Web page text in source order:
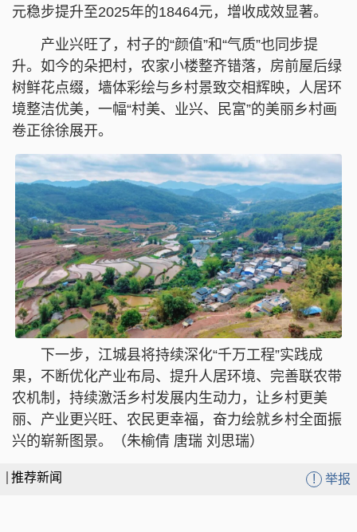
元稳步提升至2025年的18464元，增收成效显著。
产业兴旺了，村子的“颜值”和“气质”也同步提
升。如今的朵把村，农家小楼整齐错落，房前屋后绿
树鲜花点缀，墙体彩绘与乡村景致交相辉映，人居环
境整洁优美，一幅“村美、业兴、民富”的美丽乡村画
卷正徐徐展开。
下一步，江城县将持续深化“千万工程”实践成
果，不断优化产业布局、提升人居环境、完善联农带
农机制，持续激活乡村发展内生动力，让乡村更美
丽、产业更兴旺、农民更幸福，奋力绘就乡村全面振
兴的崭新图景。（朱榆倩 唐瑞 刘思瑞）
推荐新闻 ! 举报